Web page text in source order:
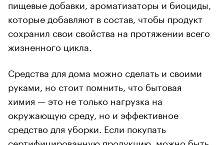
пищевые добавки, ароматизаторы и биоциды,
которые добавляют в состав, чтобы продукт
сохранил свои свойства на протяжении всего
жизненного цикла.
Средства для дома можно сделать и своими
руками, но стоит помнить, что бытовая
химия — это не только нагрузка на
окружающую среду, но и эффективное
средство для уборки. Если покупать
сертифицированную продукцию, можно быть